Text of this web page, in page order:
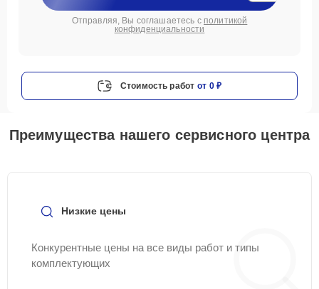
Отправляя, Вы соглашаетесь с политикой
конфиденциальности
Стоимость работ от 0 ₽
Преимущества нашего сервисного центра
Низкие цены
Конкурентные цены на все виды работ и типы
комплектующих